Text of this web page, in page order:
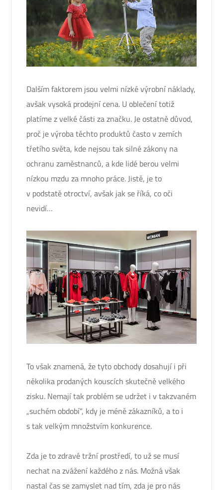
Dalším faktorem jsou velmi nízké výrobní náklady,
avšak vysoká prodejní cena. U oblečení totiž
platíme z velké části za značku. Je ostatně důvod,
proč je výroba těchto produktů často v zemích
třetího světa, kde nejsou tak silné zákony na
ochranu zaměstnanců, a kde lidé berou velmi
nízkou mzdu za mnoho práce. Jistě, je to
v podstatě otroctví, avšak jak se říká, co oči
nevidí…
To však znamená, že tyto obchody dosahují i při
několika prodaných kouscích skutečně velkého
zisku. Nemají tak problém se udržet i v takzvaném
„suchém období“, kdy je méně zákazníků, a to i
s tak velkým množstvím konkurence.
Zda je to zdravé tržní prostředí, to už se musí
nechat na zvážení každého z nás. Možná však
nastal čas se zamyslet nad tím, zda je pro nás